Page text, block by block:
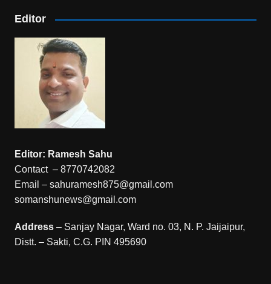
Editor
Editor: Ramesh Sahu
Contact – 8770742082
Email – sahuramesh875@gmail.com
somanshunews@gmail.com
Address– Sanjay Nagar, Ward no. 03, N. P. Jaijaipur,
Distt. – Sakti, C.G. PIN 495690